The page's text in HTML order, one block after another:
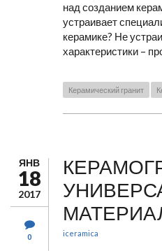
над созданием
устраивает
керамике? Не
характеристики –
Керамический гранит
ЯНВ
18
2017
0 iceramica